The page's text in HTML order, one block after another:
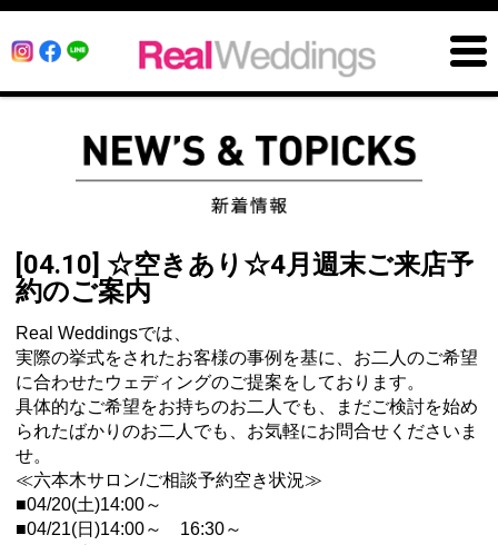
[04.10] ☆空きあり☆4月週末ご来店予
約のご案内
Real Weddingsでは、
実際の挙式をされたお客様の事例を基に、お二人のご希望
に合わせたウェディングのご提案をしております。
具体的なご希望をお持ちのお二人でも、まだご検討を始め
られたばかりのお二人でも、お気軽にお問合せくださいま
せ。
≪六本木サロン/ご相談予約空き状況≫
■04/20(土)14:00～
■04/21(日)14:00～ 16:30～